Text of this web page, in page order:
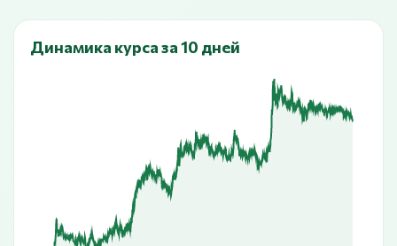
Динамика курса за 10 дней